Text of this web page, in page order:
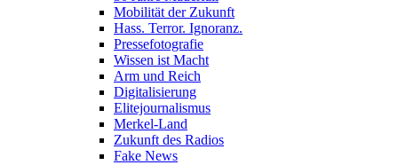
Mobilität der Zukunft
Hass. Terror. Ignoranz.
Pressefotografie
Wissen ist Macht
Arm und Reich
Digitalisierung
Elitejournalismus
Merkel-Land
Zukunft des Radios
Fake News